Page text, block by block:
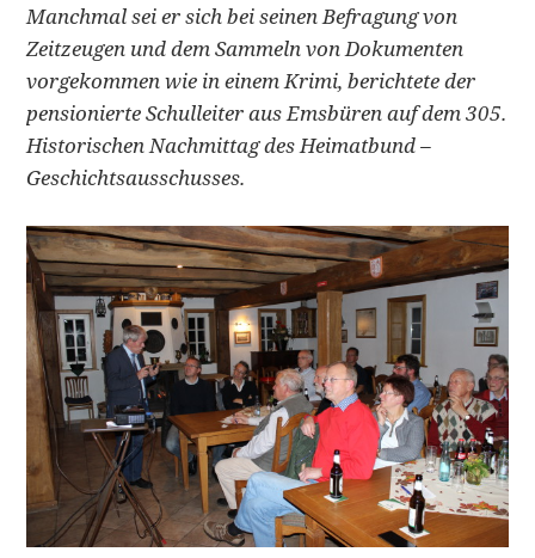
Manchmal sei er sich bei seinen Befragung von
Zeitzeugen und dem Sammeln von Dokumenten
vorgekommen wie in einem Krimi, berichtete der
pensionierte Schulleiter aus Emsbüren auf dem 305.
Historischen Nachmittag des Heimatbund –
Geschichtsausschusses.